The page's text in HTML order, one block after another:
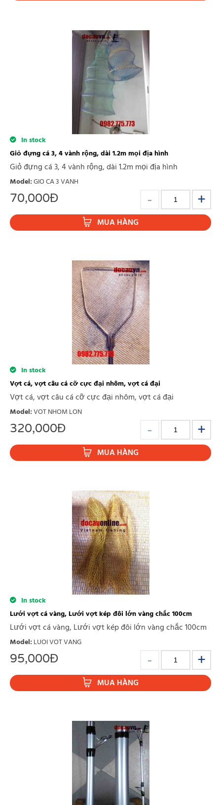
In stock
Giỏ đựng cá 3, 4 vành rộng, dài 1.2m mọi địa hình
Giỏ đựng cá 3, 4 vành rộng, dài 1.2m mọi địa hình
Model:GIO CA 3 VANH
70,000Đ
MUA HÀNG
In stock
Vợt cá, vợt câu cá cỡ cực đại nhôm, vợt cá đại
Vợt cá, vợt câu cá cỡ cực đại nhôm, vợt cá đại
Model:VOT NHOM LON
320,000Đ
MUA HÀNG
In stock
Lưới vợt cá vàng, Lưới vợt kép đôi lớn vàng chắc 100cm
Lưới vợt cá vàng, Lưới vợt kép đôi lớn vàng chắc 100cm
Model: LUOI VOT VANG
95,000Đ
MUA HÀNG